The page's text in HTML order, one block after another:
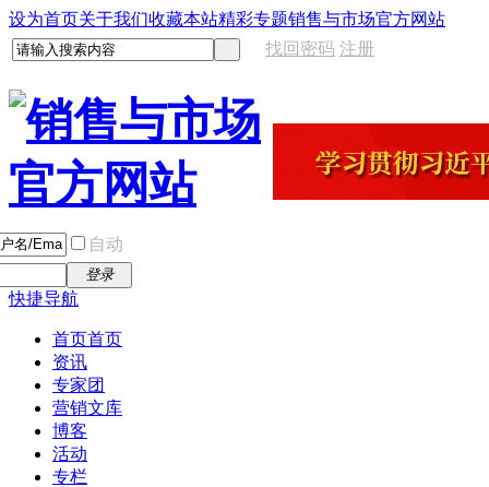
设为首页关于我们收藏本站精彩专题销售与市场官方网站
找回密码 注册
自动
登录
快捷导航
首页首页
资讯
专家团
营销文库
博客
活动
专栏